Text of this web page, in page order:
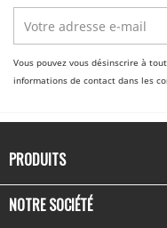
Vous pouvez vous désinscrire à
informations de contact dans les
PRODUITS
NOTRE SOCIÉTÉ